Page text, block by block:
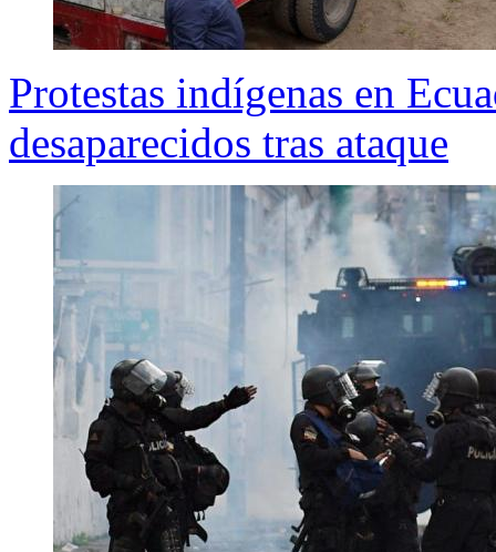
Protestas indígenas en
desaparecidos tras ataque